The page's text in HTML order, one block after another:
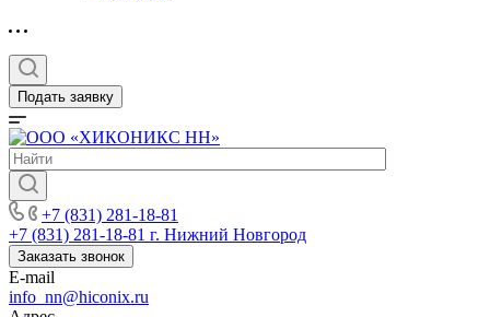
Подать заявку
+7 (831) 281-18-81
+7 (831) 281-18-81 г. Нижний Новгород
Заказать звонок
E-mail
info_nn@hiconix.ru